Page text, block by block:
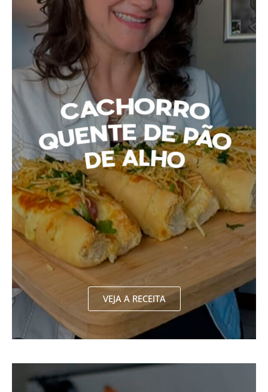
VEJA A RECEITA